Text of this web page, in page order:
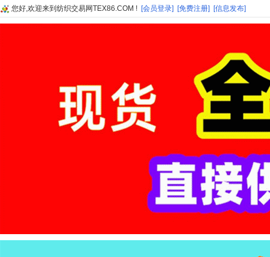
您好,欢迎来到纺织交易网TEX86.COM ! [会员登录] [免费注册] [信息发布]